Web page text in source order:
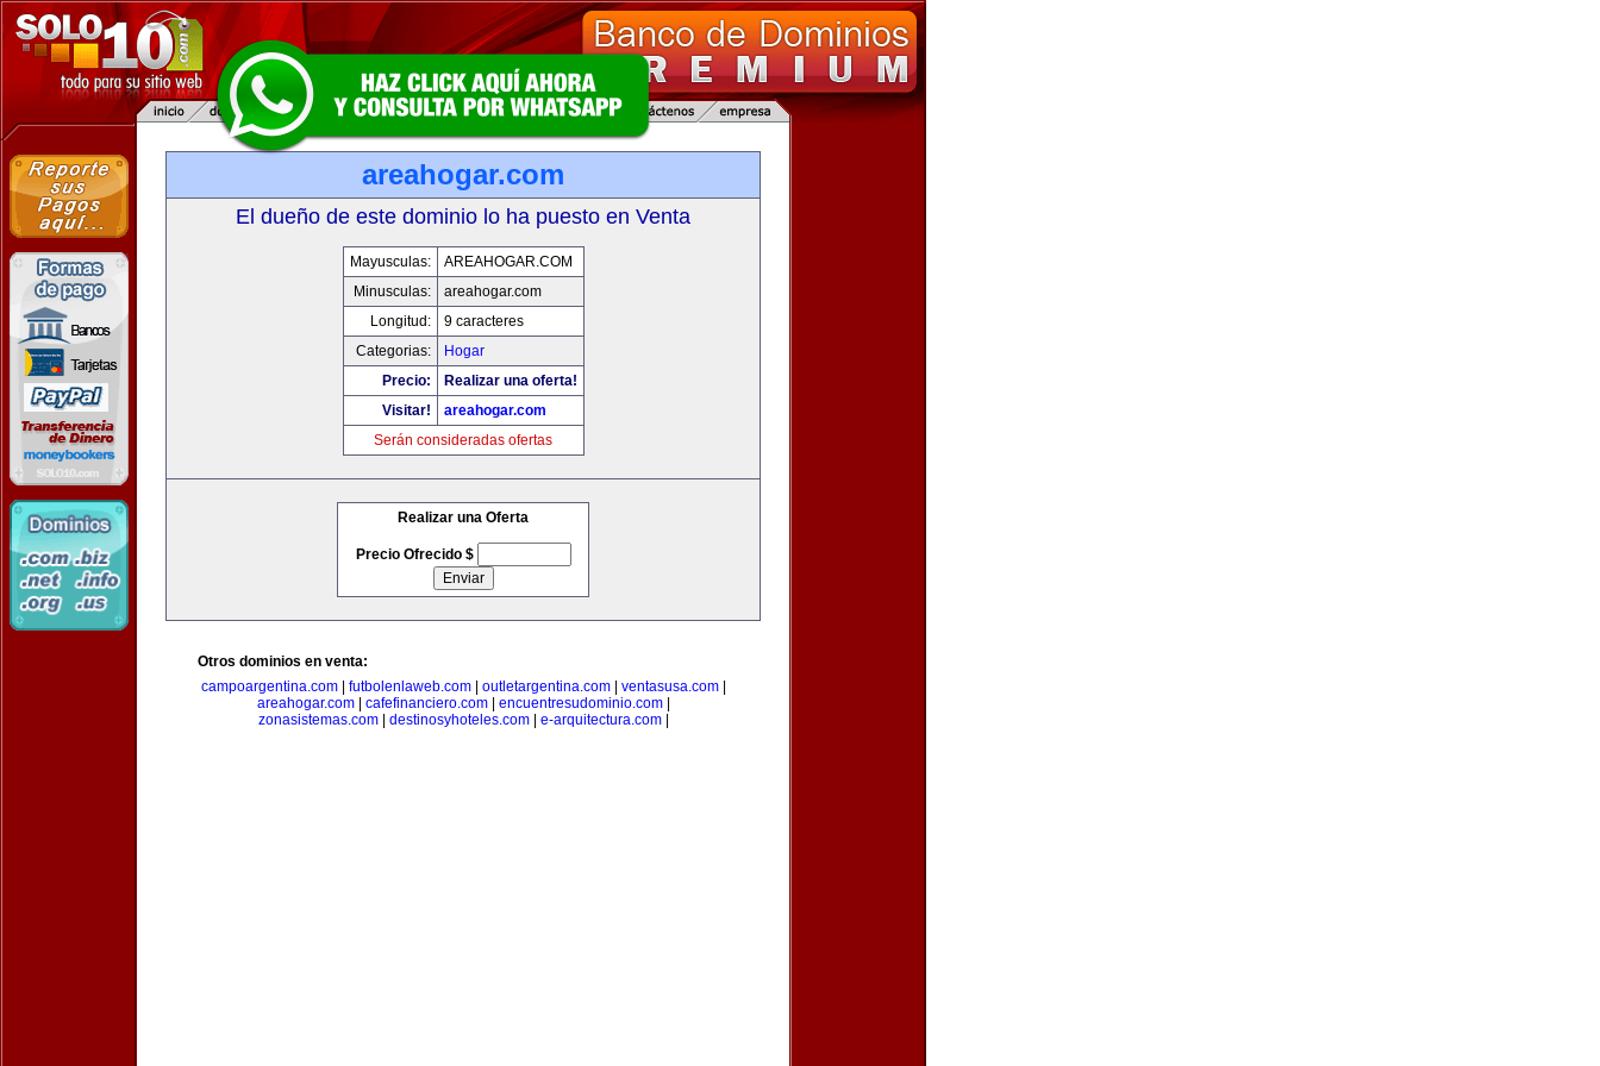
areahogar.com
El dueño de este dominio lo ha puesto en Venta
Mayusculas:
AREAHOGAR.COM
Minusculas:
areahogar.com
Longitud:
9 caracteres
Categorias:
Hogar
Precio:
Realizar una oferta!
Visitar!
areahogar.com
Serán consideradas ofertas
Realizar una Oferta
Precio Ofrecido $
Otros dominios en venta:
campoargentina.com| futbolenlaweb.com| outletargentina.com| ventasusa.com|
areahogar.com| cafefinanciero.com| encuentresudominio.com|
zonasistemas.com| destinosyhoteles.com| e-arquitectura.com|